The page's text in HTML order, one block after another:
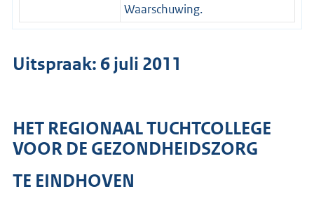
Waarschuwing.
Uitspraak: 6 juli 2011
HET REGIONAAL TUCHTCOLLEGE
VOOR DE GEZONDHEIDSZORG
TE EINDHOVEN